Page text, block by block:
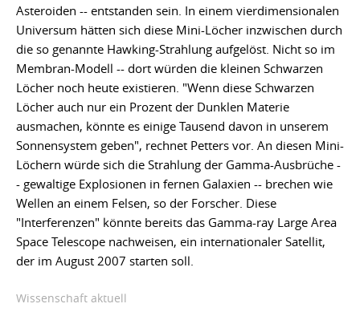
Asteroiden -- entstanden sein. In einem vierdimensionalen
Universum hätten sich diese Mini-Löcher inzwischen durch
die so genannte Hawking-Strahlung aufgelöst. Nicht so im
Membran-Modell -- dort würden die kleinen Schwarzen
Löcher noch heute existieren. "Wenn diese Schwarzen
Löcher auch nur ein Prozent der Dunklen Materie
ausmachen, könnte es einige Tausend davon in unserem
Sonnensystem geben", rechnet Petters vor. An diesen Mini-
Löchern würde sich die Strahlung der Gamma-Ausbrüche -
- gewaltige Explosionen in fernen Galaxien -- brechen wie
Wellen an einem Felsen, so der Forscher. Diese
"Interferenzen" könnte bereits das Gamma-ray Large Area
Space Telescope nachweisen, ein internationaler Satellit,
der im August 2007 starten soll.
Wissenschaft aktuell